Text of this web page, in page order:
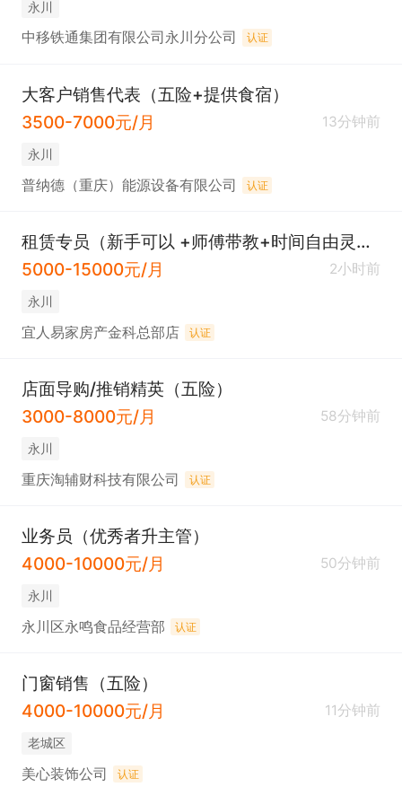
永川
中移铁通集团有限公司永川分公司 认证
大客户销售代表（五险+提供食宿）
3500-7000元/月
13分钟前
永川
普纳德（重庆）能源设备有限公司 认证
租赁专员（新手可以 +师傅带教+时间自由灵活 可接送娃 一月团建一次 早9晚6）
5000-15000元/月
2小时前
永川
宜人易家房产金科总部店 认证
店面导购/推销精英（五险）
3000-8000元/月
58分钟前
永川
重庆淘辅财科技有限公司 认证
业务员（优秀者升主管）
4000-10000元/月
50分钟前
永川
永川区永鸣食品经营部 认证
门窗销售（五险）
4000-10000元/月
11分钟前
老城区
美心装饰公司 认证